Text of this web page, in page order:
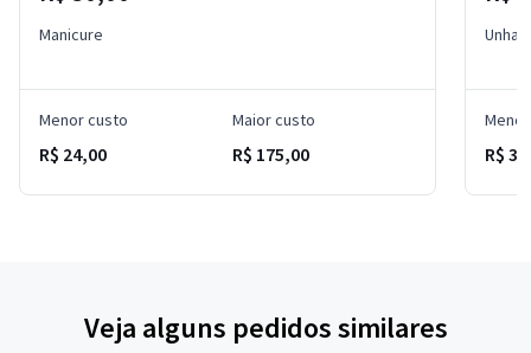
Manicure
Menor custo
R$ 24,00
Maior custo
R$ 175,00
Unha
R$
Veja alguns pedidos similares